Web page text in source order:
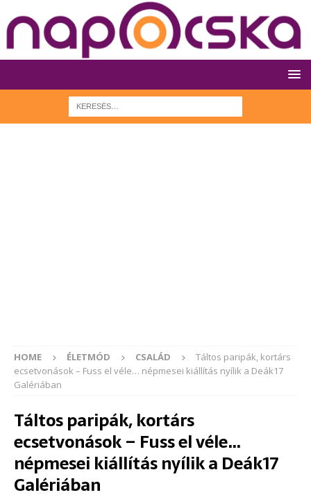
HOME ÉLETMÓD CSALÁD
Táltos paripák, kortárs
ecsetvonások – Fuss el véle… népmesei kiállítás nyílik a Deák17
Galériában
Táltos paripák, kortárs
ecsetvonások – Fuss el véle…
népmesei kiállítás nyílik a Deák17
Galériában